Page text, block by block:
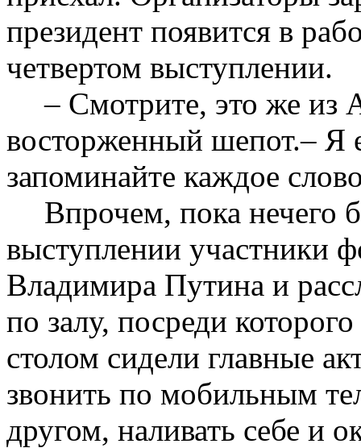
президент появится в
четвертом выступлении.
– Смотрите, это же из
восторженный шепот.– Я
запоминайте каждое
Впрочем, пока нечего
выступлении участники
Владимира Путина и
по залу, посреди
столом сидели главные
звонить по мобильным
другом, наливать себе и